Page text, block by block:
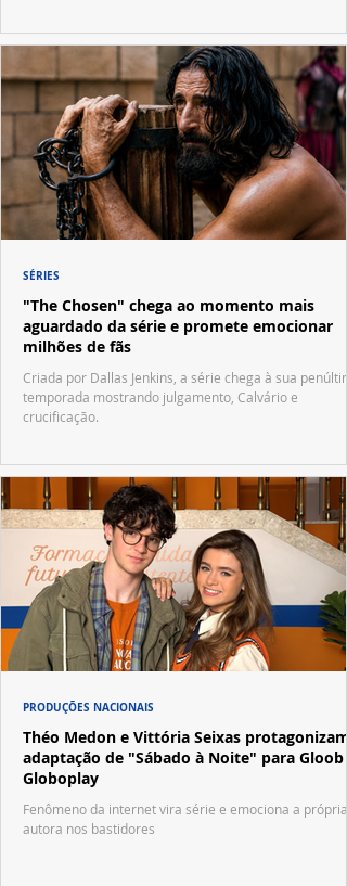
"The Chosen" chega ao momento mais
aguardado da série e promete emocionar
milhões de fãs
Criada por Dallas Jenkins, a série chega à sua
temporada mostrando julgamento, Calvário e
crucificação.
SÉRIES
Théo Medon e Vittória Seixas protagonizam
adaptação de "Sábado à Noite" para Gloob e
Globoplay
Fenômeno da internet vira série e emociona a própria
autora nos bastidores
PRODUÇÕES NACIONAIS